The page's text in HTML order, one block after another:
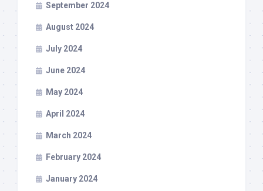
September 2024
August 2024
July 2024
June 2024
May 2024
April 2024
March 2024
February 2024
January 2024